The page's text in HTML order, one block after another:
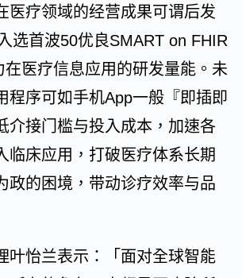
医疗领域的经营成果可谓后发
选首波50优良SMART on FHIR
在医疗信息应用的研发量能。未
程序可如手机App一般『即插即
介接门槛与投入成本，加速各
临床应用，打破医疗体系长期
政的困境，带动诊疗效率与品
叶怡兰表示：「面对全球智能